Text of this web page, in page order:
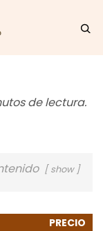
de lectura.
show
PRECIO